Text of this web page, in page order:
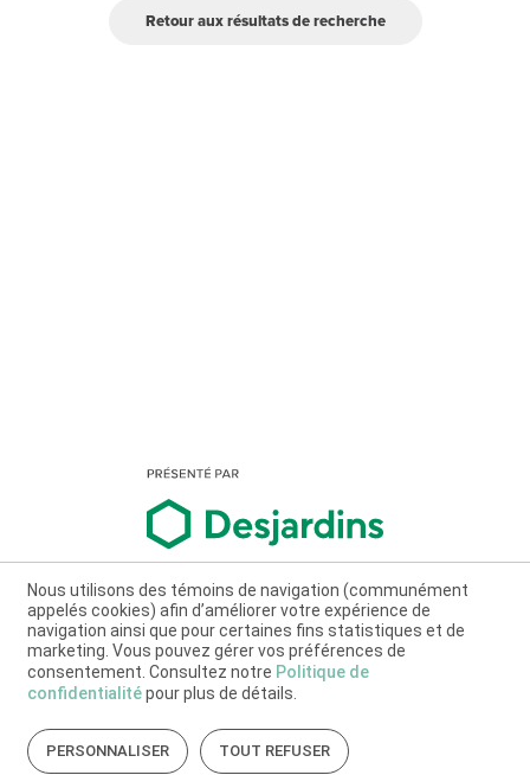
Retour aux résultats de recherche
Nous utilisons des témoins de navigation (communément
appelés cookies) afin d’améliorer votre expérience de
navigation ainsi que pour certaines fins statistiques et de
marketing. Vous pouvez gérer vos préférences de
consentement. Consultez notre Politique de
confidentialitépour plus de détails.
PERSONNALISER TOUT REFUSER